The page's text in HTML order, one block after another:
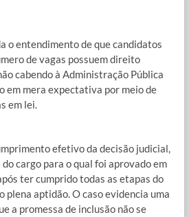
o entendimento de que candidatos
de vagas possuem direito
cabendo à Administração Pública
em mera expectativa por meio de
em lei.
efetivo da decisão judicial,
cargo para o qual foi aprovado em
ter cumprido todas as etapas do
plena aptidão. O caso evidencia uma
a promessa de inclusão não se